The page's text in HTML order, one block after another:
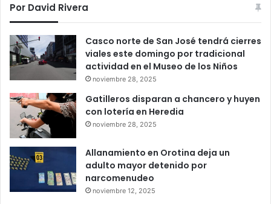
Por David Rivera
Casco norte de San José tendrá cierres
viales este domingo por tradicional
actividad en el Museo de los Niños
noviembre 28, 2025
Gatilleros disparan a chancero y huyen
con lotería en Heredia
noviembre 28, 2025
Allanamiento en Orotina deja un
adulto mayor detenido por
narcomenudeo
noviembre 12, 2025